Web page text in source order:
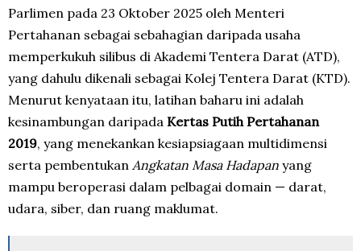
Parlimen pada 23 Oktober 2025 oleh Menteri
Pertahanan sebagai sebahagian daripada usaha
memperkukuh silibus di Akademi Tentera Darat (ATD),
yang dahulu dikenali sebagai Kolej Tentera Darat (KTD).
Menurut kenyataan itu, latihan baharu ini adalah
kesinambungan daripada Kertas Putih Pertahanan
2019, yang menekankan kesiapsiagaan multidimensi
serta pembentukan Angkatan Masa Hadapan yang
mampu beroperasi dalam pelbagai domain — darat,
udara, siber, dan ruang maklumat.